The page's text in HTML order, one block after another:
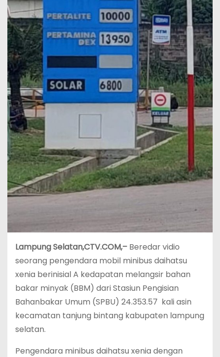
Lampung Selatan,CTV.COM,– Beredar vidio
seorang pengendara mobil minibus daihatsu
xenia berinisial A kedapatan melangsir bahan
bakar minyak (BBM) dari Stasiun Pengisian
Bahanbakar Umum (SPBU) 24.353.57 kali asin
kecamatan tanjung bintang kabupaten lampung
selatan.
Pengendara minibus daihatsu xenia dengan